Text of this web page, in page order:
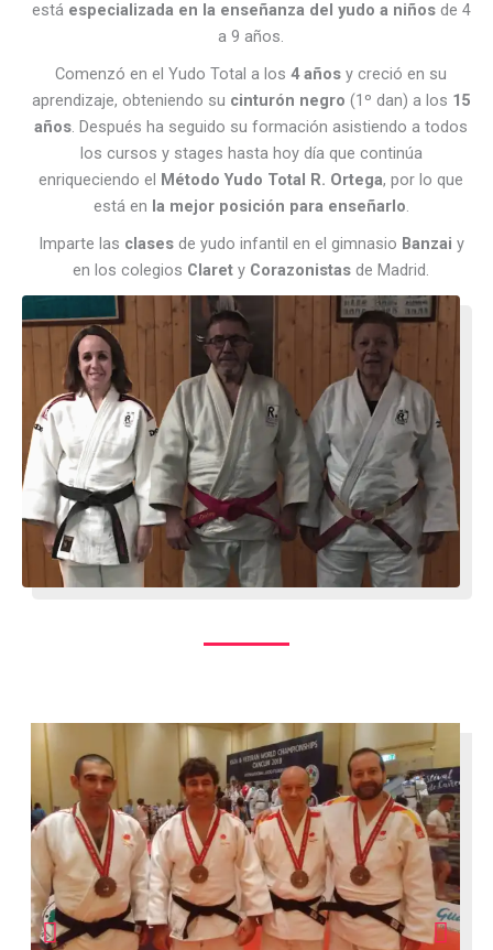
está especializada en la enseñanza del yudo a niñosde 4
a 9 años.
Comenzó en el Yudo Total a los 4 años y creció en su
aprendizaje, obteniendo su cinturón negro (1º dan) a los 15
años. Después ha seguido su formación asistiendo a todos
los cursos y stages hasta hoy día que continúa
enriqueciendo el Método Yudo Total R. Ortega, por lo que
está en la mejor posición para enseñarlo.
Imparte las clasesde yudo infantil en el gimnasio Banzai y
en los colegios Claret y Corazonistas de Madrid.